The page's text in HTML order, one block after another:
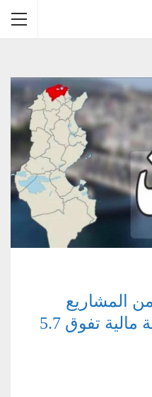
المشاريع
والبرامج العمومية بكلفة مالية تفوق 5.7